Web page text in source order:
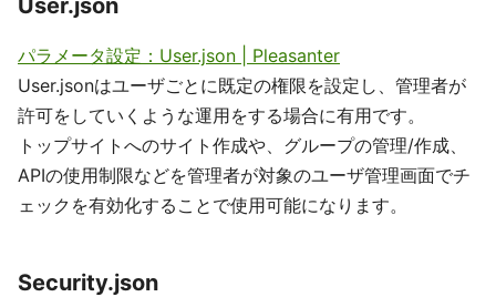
User.json
パラメータ設定：User.json | Pleasanter
User.jsonはユーザごとに既定の権限を設定し、管理者が
許可をしていくような運用をする場合に有用です。
トップサイトへのサイト作成や、グループの管理/作成、
APIの使用制限などを管理者が対象のユーザ管理画面でチ
ェックを有効化することで使用可能になります。
Security.json